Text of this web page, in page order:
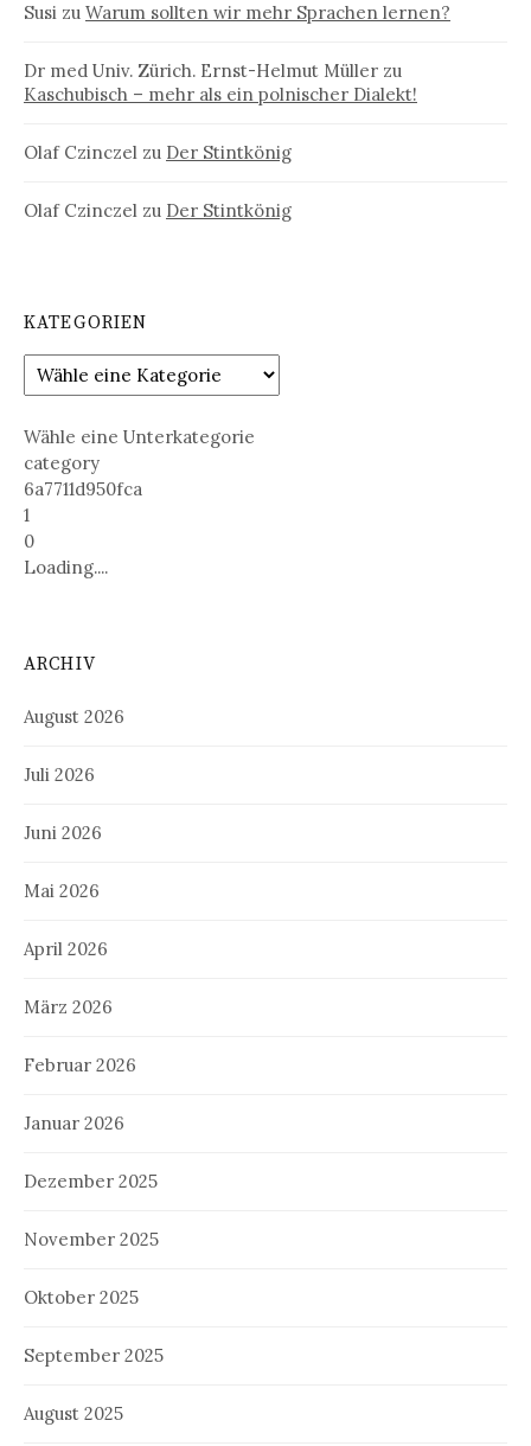
Susi zu Warum sollten wir mehr Sprachen lernen?
Dr med Univ. Zürich. Ernst-Helmut Müller zu
Kaschubisch – mehr als ein polnischer Dialekt!
Olaf Czinczel zu Der Stintkönig
Olaf Czinczel zu Der Stintkönig
KATEGORIEN
Wähle eine Unterkategorie
category
6a7711d950fca
1
0
Loading....
ARCHIV
August 2026
Juli 2026
Juni 2026
Mai 2026
April 2026
März 2026
Februar 2026
Januar 2026
Dezember 2025
November 2025
Oktober 2025
September 2025
August 2025